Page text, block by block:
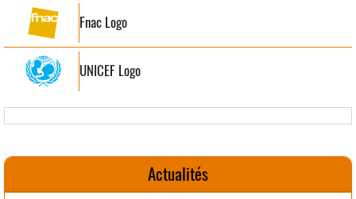
Fnac Logo
UNICEF Logo
Actualités